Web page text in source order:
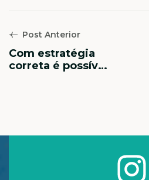
Post Anterior
Com estratégia
correta é possível